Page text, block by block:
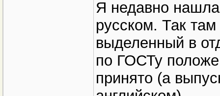
Я недавно
русском. Так
выделенный в
по ГОСТу
принято (а